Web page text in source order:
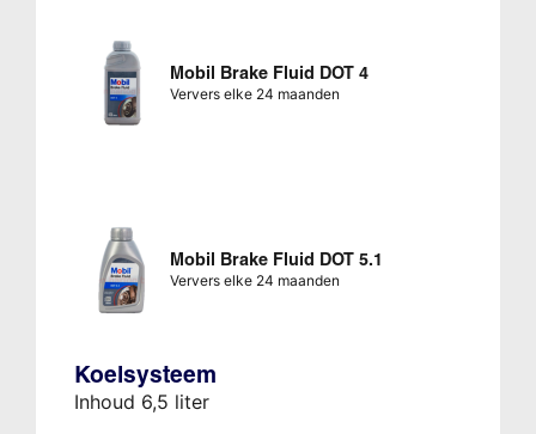
Mobil Brake Fluid DOT 4
Ververs elke 24 maanden
Mobil Brake Fluid DOT 5.1
Ververs elke 24 maanden
Koelsysteem
Inhoud 6,5 liter